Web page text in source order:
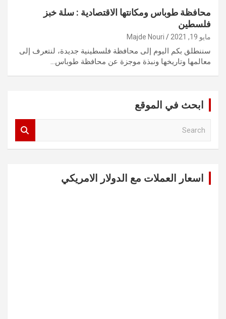
محافظة طوباس ومكانتها الاقتصادية : سلة خبز
فلسطين
مايو 19, 2021 Majde Nouri
سننطلق بكم اليوم إلى محافظة فلسطينية جديدة، لنتعرف إلى
معالمها وتاريخها ونبذة موجزة عن محافظة طوباس…
ابحث في الموقع
اسعار العملات مع الدولار الامريكي